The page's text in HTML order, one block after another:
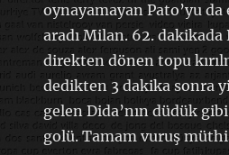
oynayamayan Pato’yu
aradı Milan. 62. dakikada
direkten dönen topu
dedikten 3 dakika sonra
gelen Dida’nın düdük
golü. Tamam vuruş